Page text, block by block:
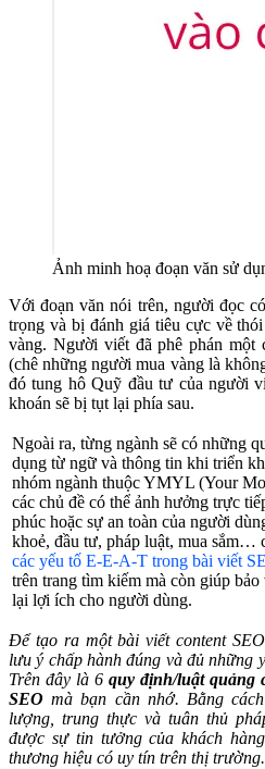
Ảnh minh hoạ đoạn văn sử
Với đoạn văn nói trên, người đọc
trọng và bị đánh giá tiêu cực về
vàng. Người viết đã phê phán một
(chê những người mua vàng là
đó tung hô Quỹ đầu tư của người
khoán sẽ bị tụt lại phía sau.
Ngoài ra, từng ngành sẽ có những
dụng từ ngữ và thông tin khi triển
nhóm ngành thuộc YMYL (Your
các chủ đề có thể ảnh hưởng trực
phúc hoặc sự an toàn của người
khoẻ, đầu tư, pháp luật, mua sắm…
các yếu tố E-E-A-T trong bài viết
trên trang tìm kiếm mà còn giúp
lại lợi ích cho người dùng.
Để tạo ra một bài viết content
lưu ý chấp hành đúng và đủ những
Trên đây là 6 quy định/luật quảng
SEO mà bạn cần nhớ. Bằng
lượng, trung thực và tuân thủ
được sự tin tưởng của khách
thương hiệu có uy tín trên thị trường.